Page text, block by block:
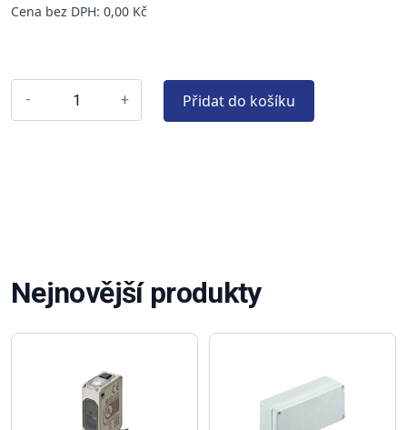
Cena bez DPH: 0,00 Kč
- + Přidat do košíku
Nejnovější produkty